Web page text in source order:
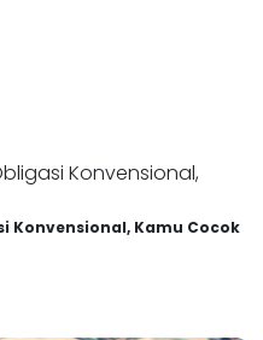
Konvensional, Kamu Cocok